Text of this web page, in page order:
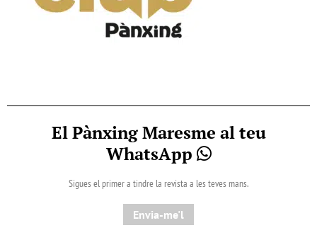
El Pànxing Maresme al teu
WhatsApp
Sigues el primer a tindre la revista a les teves mans.
Envia-me'l